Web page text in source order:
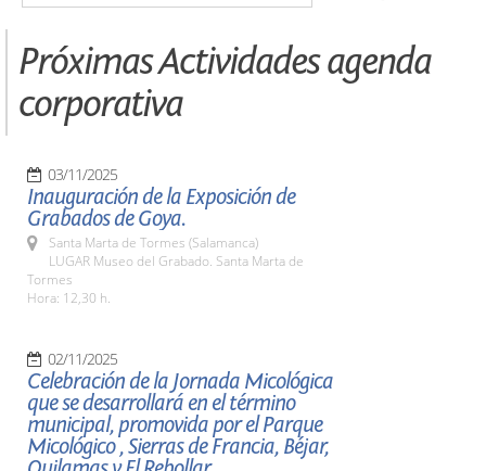
Próximas Actividades agenda
corporativa
03/11/2025
Inauguración de la Exposición de
Grabados de Goya.
Santa Marta de Tormes (Salamanca)
LUGAR Museo del Grabado. Santa Marta de
Tormes
Hora: 12,30 h.
02/11/2025
Celebración de la Jornada Micológica
que se desarrollará en el término
municipal, promovida por el Parque
Micológico , Sierras de Francia, Béjar,